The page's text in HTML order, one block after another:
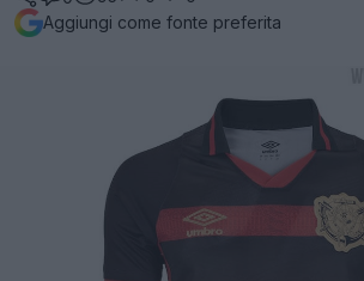
Aggiungi come fonte preferita